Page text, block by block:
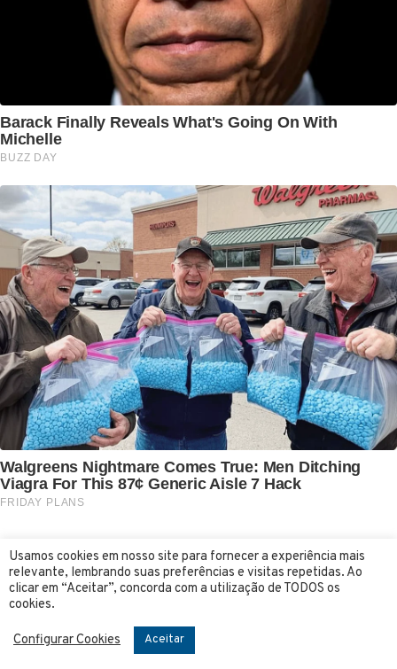
Usamos cookies em nosso site para fornecer a experiência mais
relevante, lembrando suas preferências e visitas repetidas. Ao
clicar em “Aceitar”, concorda com a utilização de TODOS os
cookies.
Configurar Cookies Aceitar